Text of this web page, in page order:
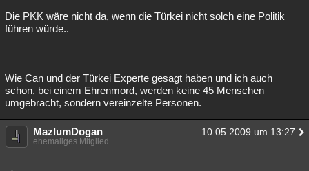
Die PKK wäre nicht da, wenn die Türkei nicht solch eine Politik
führen würde..
Wie Can und der Türkei Experte gesagt haben und ich auch
schon, bei einem Ehrenmord, werden keine 45 Menschen
umgebracht, sondern vereinzelte Personen.
MazlumDogan 10.05.2009 um 13:27
ehemaliges Mitglied